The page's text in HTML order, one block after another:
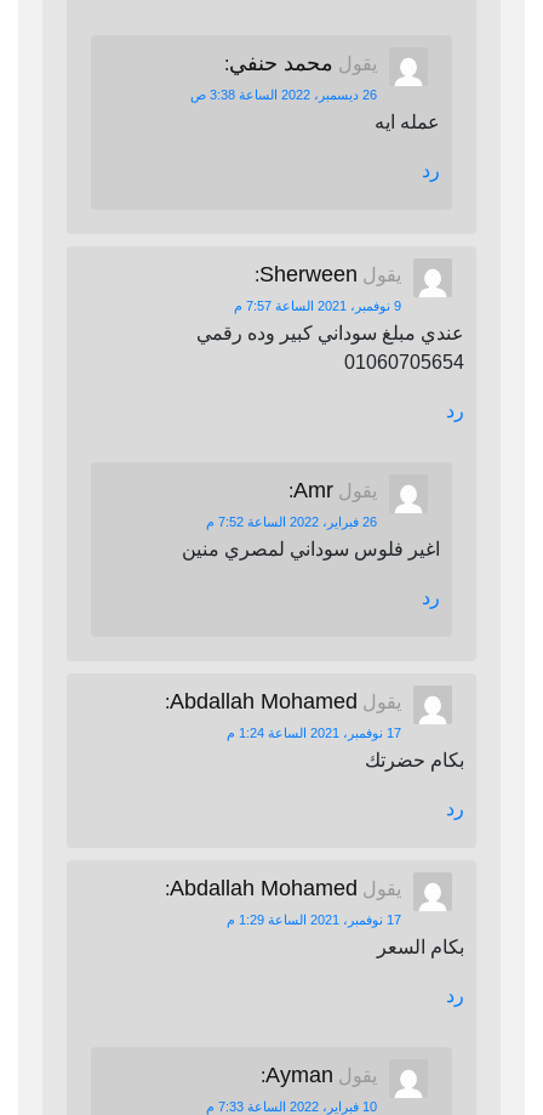
يقول محمد حنفي:
26 ديسمبر، 2022 الساعة 3:38 ص
عمله ايه
رد
يقول Sherween
:
9 نوفمبر، 2021 الساعة 7:57 م
عندي مبلغ سوداني كبير وده رقمي
01060705654
رد
يقول Amr
:
26 فبراير، 2022 الساعة 7:52 م
اغير فلوس سوداني لمصري منين
رد
يقول Abdallah Mohamed
:
17 نوفمبر، 2021 الساعة 1:24 م
بكام حضرتك
رد
يقول Abdallah Mohamed
:
17 نوفمبر، 2021 الساعة 1:29 م
بكام السعر
رد
يقول Ayman
:
10 فبراير، 2022 الساعة 7:33 م